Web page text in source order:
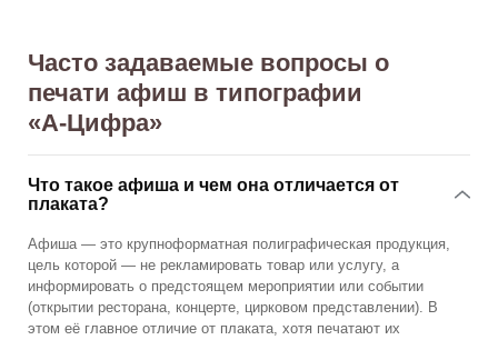
Часто задаваемые вопросы о
печати афиш в типографии
«А‑Цифра»
Что такое афиша и чем она отличается от
плаката?
Афиша — это крупноформатная полиграфическая продукция,
цель которой — не рекламировать товар или услугу, а
информировать о предстоящем мероприятии или событии
(открытии ресторана, концерте, цирковом представлении). В
этом её главное отличие от плаката, хотя печатают их